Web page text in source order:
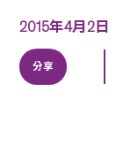
2015年4月2日
分享